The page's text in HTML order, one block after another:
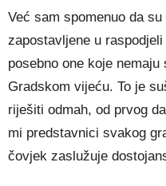
Već sam spomenuo da
zapostavljene u
posebno one koje
Gradskom vijeću. To je
riješiti odmah, od prvog
mi predstavnici svakog
čovjek zaslužuje